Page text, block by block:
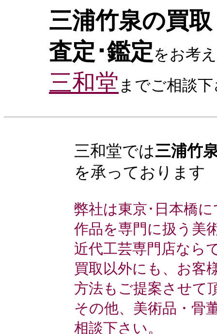
三浦竹泉の買取
査定･鑑定をお考
三和堂 までご相談
三和堂では三浦竹
を承っております
弊社は東京･日本橋
作品を専門に扱う美
近代工芸専門店なら
買取以外にも、お客
方法もご提案させて
その他、美術品・骨
相談下さい。